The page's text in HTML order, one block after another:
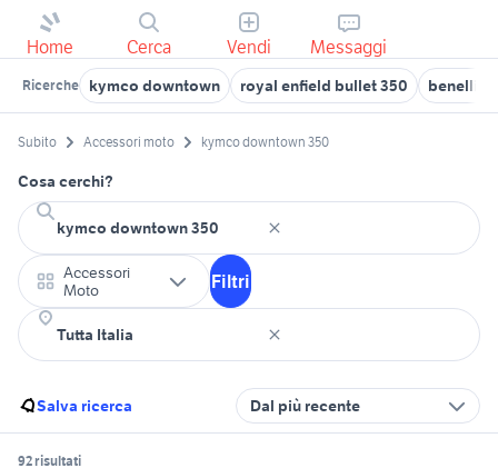
Home Cerca Vendi Messaggi
Ricerche kymco downtown royal enfield bullet 350 benelli
Subito Accessori moto kymco downtown 350
Cosa cerchi?
Accessori
Moto
Filtri
Salva ricerca Dal più recente
92 risultati